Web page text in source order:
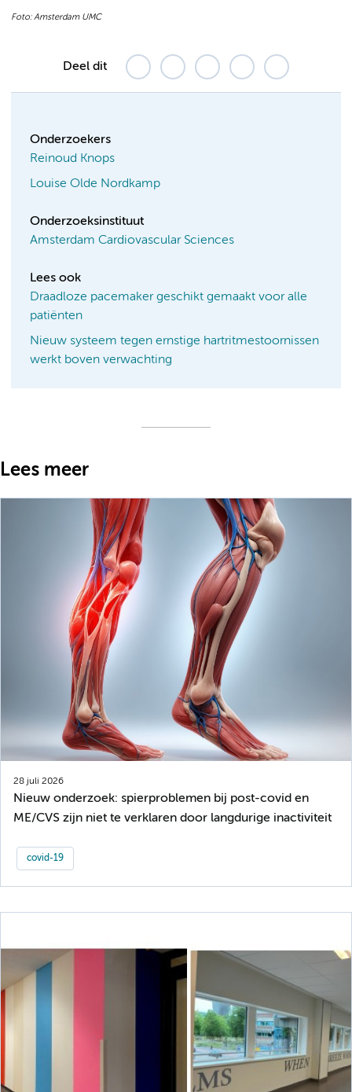
Foto: Amsterdam UMC
Deel dit
Onderzoekers
Reinoud Knops
Louise Olde Nordkamp
Onderzoeksinstituut
Amsterdam Cardiovascular Sciences
Lees ook
Draadloze pacemaker geschikt gemaakt voor alle
patiënten
Nieuw systeem tegen ernstige hartritmestoornissen
werkt boven verwachting
Lees meer
28 juli 2026
Nieuw onderzoek: spierproblemen bij post-covid en
ME/CVS zijn niet te verklaren door langdurige inactiviteit
covid-19